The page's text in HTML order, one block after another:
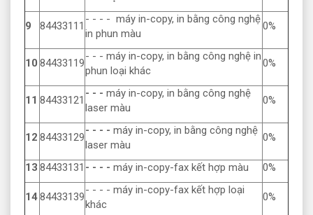
9 84433111
- - - - máy in-copy, in bằng công nghệ
in phun màu
0%
10 84433119
- - - máy in-copy, in bằng công nghệ in
phun loại khác
0%
11 84433121
- - - máy in-copy, in bằng công nghệ
laser màu
0%
12 84433129
- - - - máy in-copy, in bằng công nghệ
laser màu
0%
13 84433131 - - - - máy in-copy-fax kết hợp màu 0%
1484433139
- - - - máy in-copy-fax kết hợp loại
khác
0%